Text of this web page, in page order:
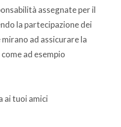
assegnate per il
la partecipazione dei
ad assicurare la
ad esempio
ai tuoi amici